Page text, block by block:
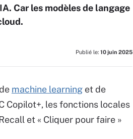
Car les modèles de langage
Publié le: 10 juin 2025
machine learning et de
Copilot+, les fonctions locales
et « Cliquer pour faire »